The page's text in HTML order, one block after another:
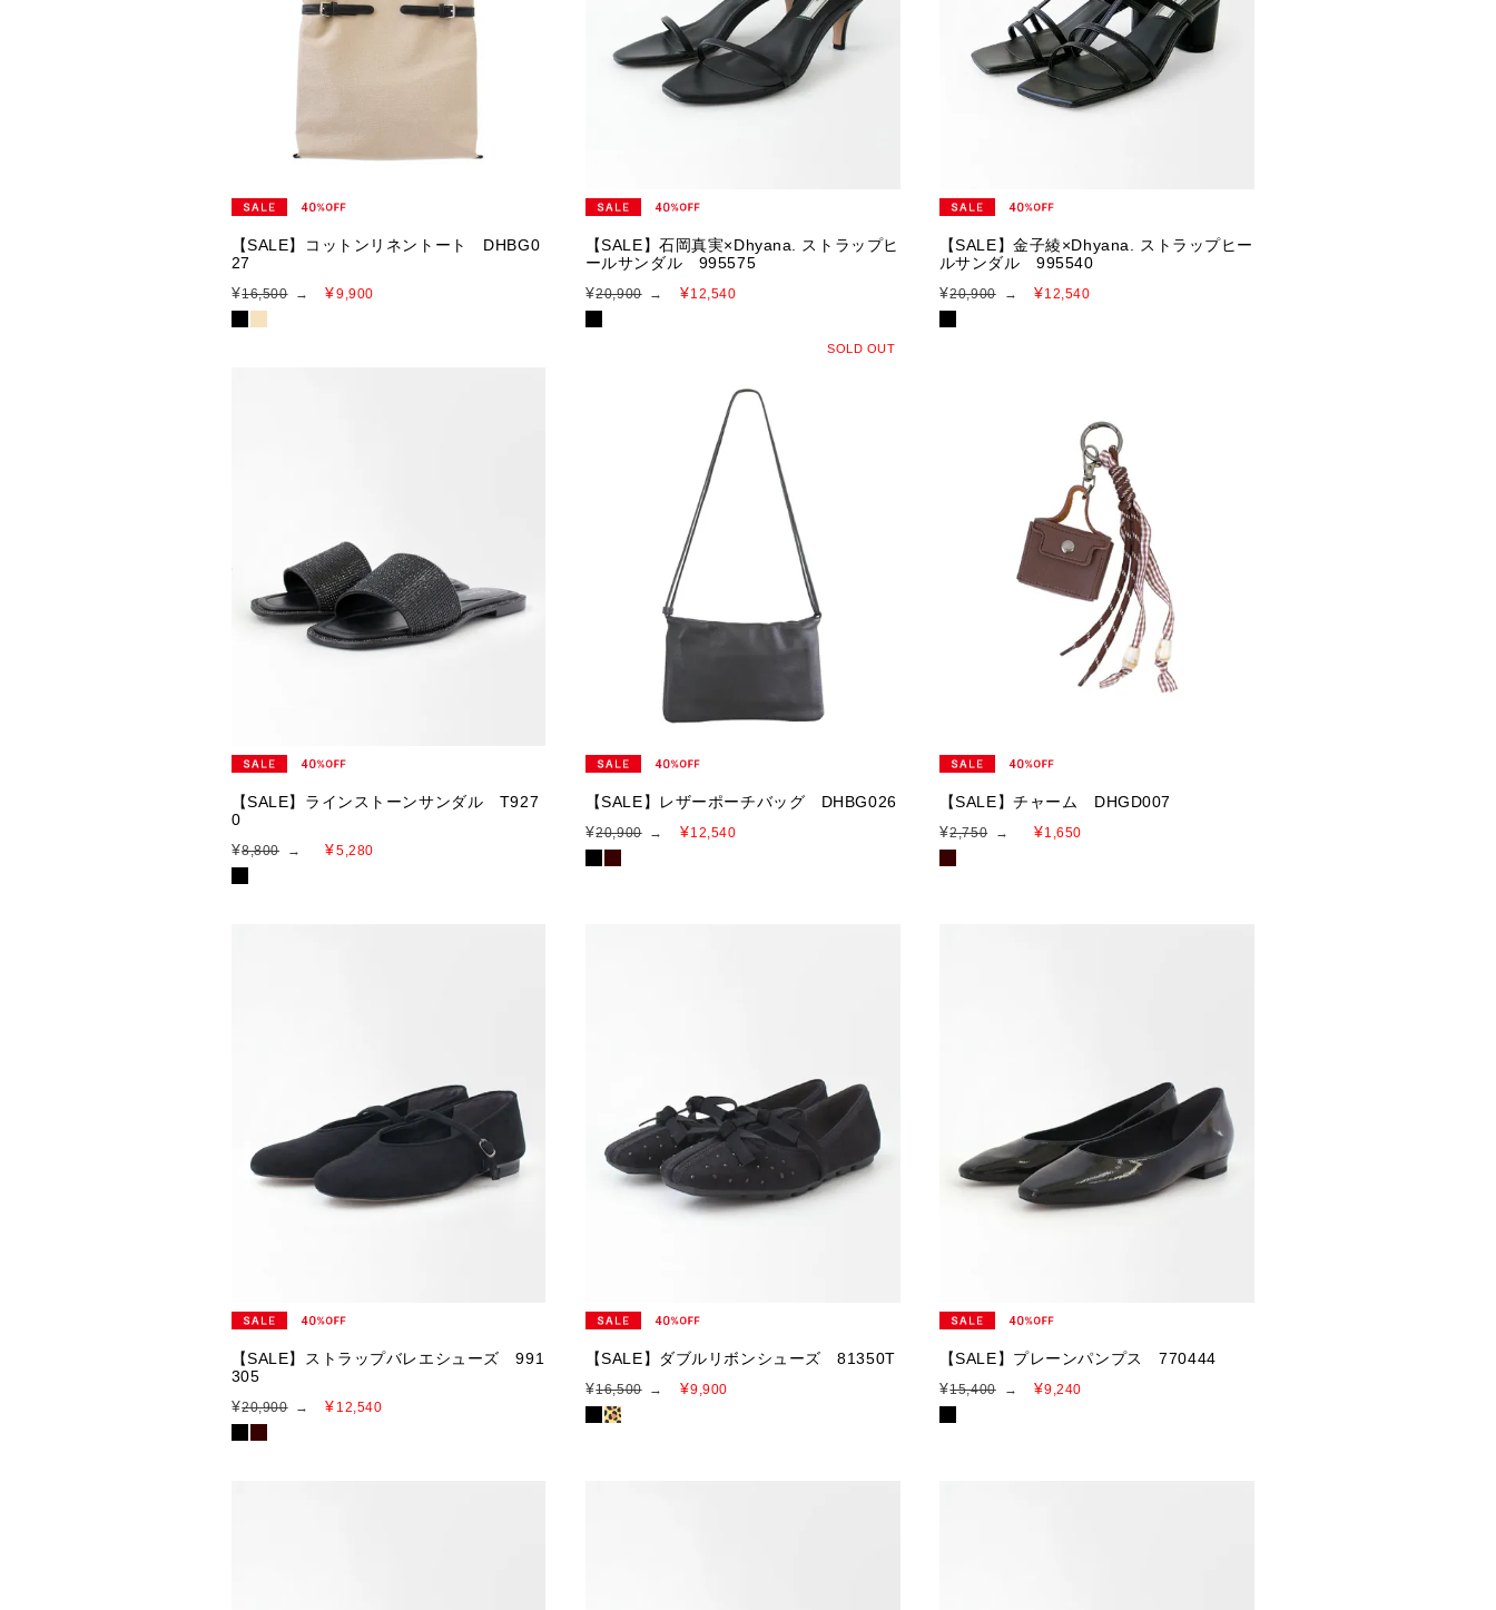
【SALE】コットンリネントート DHBG0
27
¥16,500 → ¥9,900
【SALE】石岡真実×Dhyana. ストラップヒ
ールサンダル 995575
¥20,900 → ¥12,540
SOLD OUT
【SALE】金子綾×Dhyana. ストラップヒー
ルサンダル 995540
¥20,900 → ¥12,540
【SALE】ラインストーンサンダル T927
0
¥8,800 → ¥5,280
【SALE】レザーポーチバッグ DHBG026
¥20,900 → ¥12,540
【SALE】チャーム DHGD007
¥2,750 → ¥1,650
【SALE】ストラップバレエシューズ 991
305
¥20,900 → ¥ 12,540
【SALE】ダブルリボンシューズ 81350T
¥16,500 → ¥9,900
【SALE】プレーンパンプス 770444
¥15,400 → ¥9,240